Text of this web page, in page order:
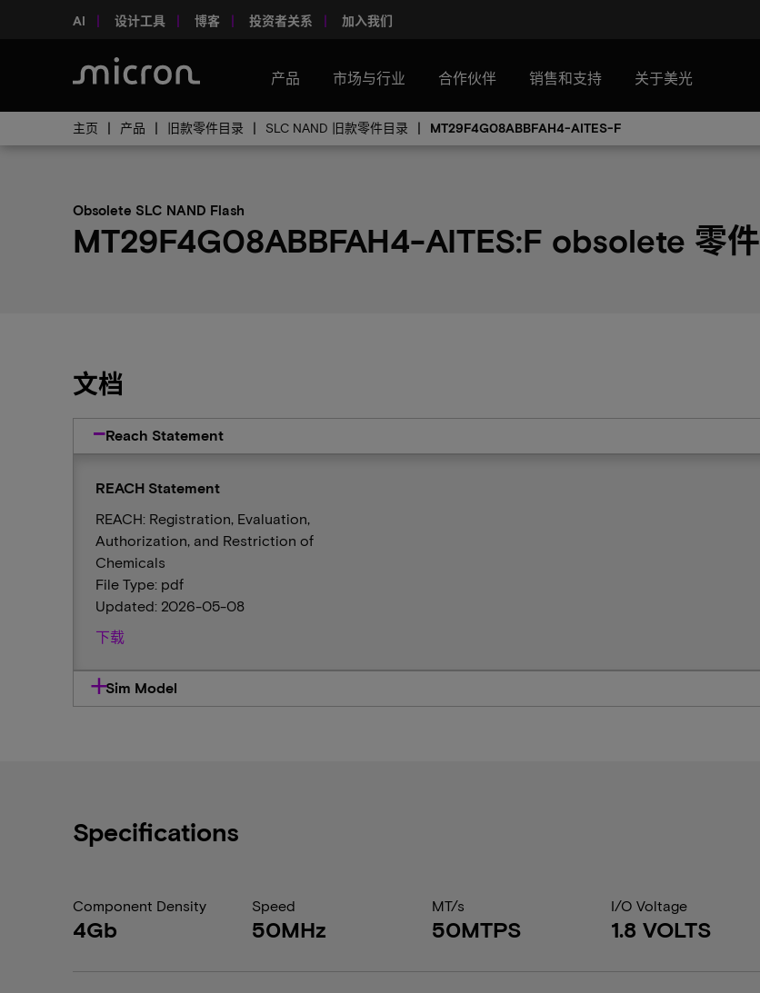
AI 设计工具 博客 投资者关系 加入我们
产品 市场与行业 合作伙伴 销售和支持 关于美光
主页 产品 旧款零件目录 SLC NAND 旧款零件目录 MT29F4G08ABBFAH4-AITES-F
Obsolete SLC NAND Flash
MT29F4G08ABBFAH4-AITES:F obsolete 零件
文档
Reach Statement
REACH Statement
REACH: Registration, Evaluation,
Authorization, and Restriction of
Chemicals
File Type: pdf
Updated: 2026-05-08
下载
Sim Model
Specifications
Component Density
4Gb
Speed
50MHz
MT/s
50MTPS
I/O Voltage
1.8 VOLTS